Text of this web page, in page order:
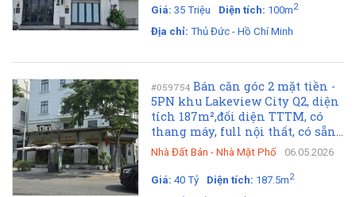
Giá: 35 Triệu Diện tích: 100m2
Địa chỉ: Thủ Đức - Hồ Chí Minh
#059754 Bán căn góc 2 mặt tiền -
5PN khu Lakeview City Q2, diện
tích 187m²,đối diện TTTM, có
thang máy, full nội thất, có sẵn...
Nhà Đất Bán - Nhà Mặt Phố 06.05.2026
Giá: 40 Tỷ Diện tích: 187.5m2